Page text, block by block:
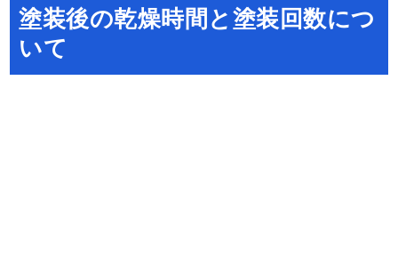
塗装後の乾燥時間と塗装回数につ
いて